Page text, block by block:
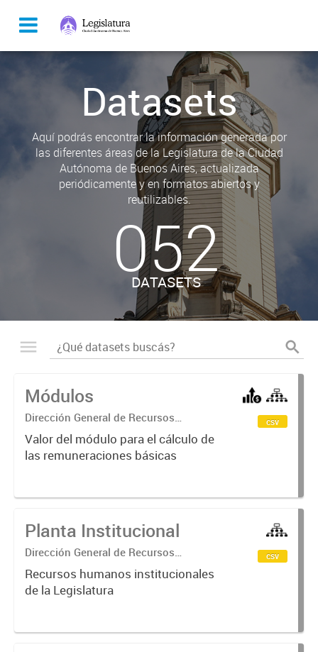
Datasets
Aquí podrás encontrar la información generada por
las diferentes áreas de la Legislatura de la Ciudad
Autónoma de Buenos Aires, actualizada
periódicamente y en formatos abiertos y
reutilizables.
052
DATASETS
Módulos
Dirección General de Recursos
Humanos
Valor del módulo para el cálculo de
las remuneraciones básicas
csv
Planta Institucional
Dirección General de Recursos
Humanos
Recursos humanos institucionales
de la Legislatura
csv